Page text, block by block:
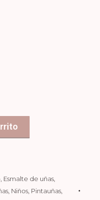
Esmalte de uñas
Niños Pintauñas